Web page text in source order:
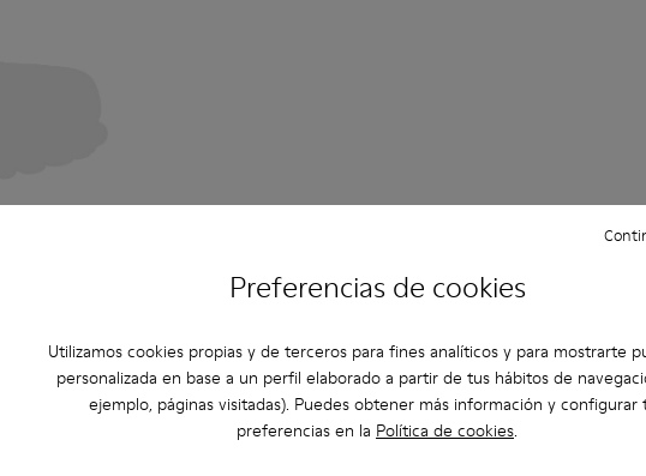
Preferencias de cookies
Utilizamos cookies propias y de terceros para fines analíticos y para mostrarte
personalizada en base a un perfil elaborado a partir de tus hábitos de
ejemplo, páginas visitadas). Puedes obtener más información y configurar
preferencias en la Política de cookies.